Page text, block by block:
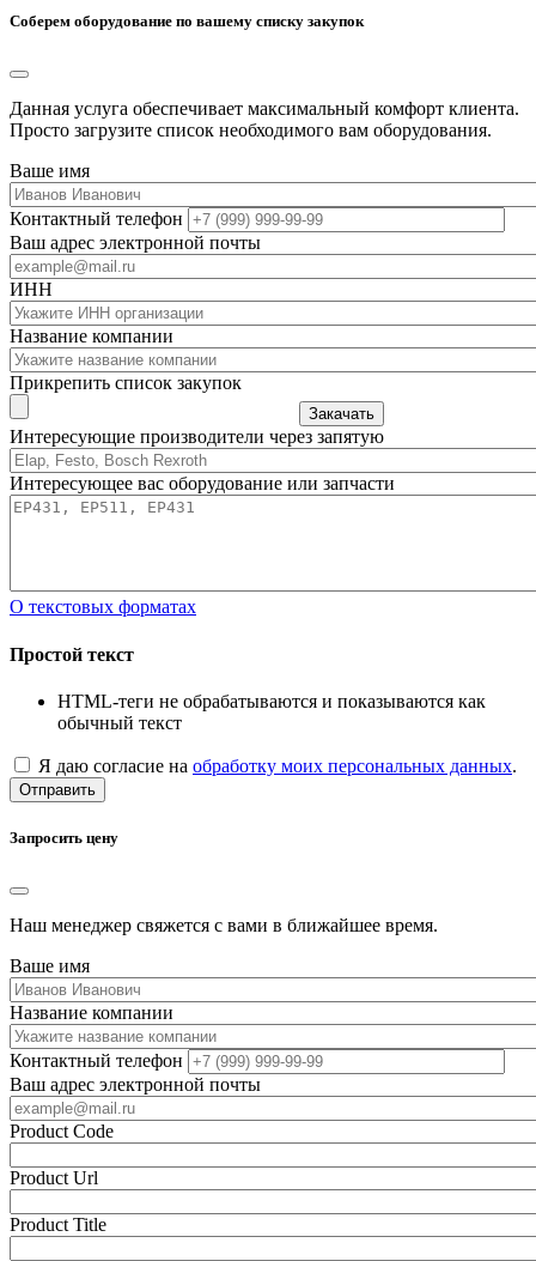
Соберем оборудование по вашему списку закупок
Данная услуга обеспечивает максимальный комфорт клиента.
Просто загрузите список необходимого вам оборудования.
Ваше имя
Контактный телефон
Ваш адрес электронной почты
ИНН
Название компании
Прикрепить список закупок
Закачать
Интересующие производители через запятую
Интересующее вас оборудование или запчасти
О текстовых форматах
Простой текст
HTML-теги не обрабатываются и показываются как
обычный текст
Я даю согласие на обработку моих персональных данных.
Отправить
Запросить цену
Наш менеджер свяжется с вами в ближайшее время.
Ваше имя
Название компании
Контактный телефон
Ваш адрес электронной почты
Product Code
Product Url
Product Title